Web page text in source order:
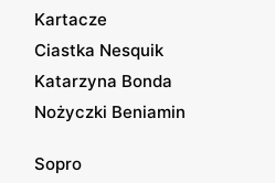
Kartacze
Ciastka Nesquik
Katarzyna Bonda
Nożyczki Beniamin
Sopro